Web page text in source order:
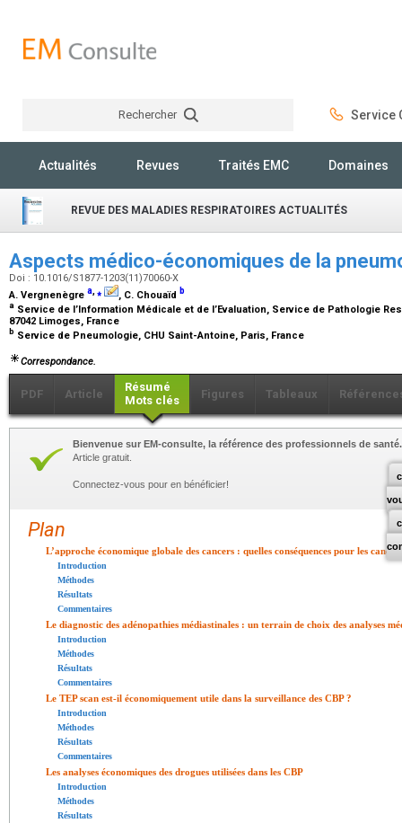
Rechercher Service
Actualités Revues Traités EMC Domaines
REVUE DES MALADIES RESPIRATOIRES ACTUALITÉS
Aspects médico-économiques de la
Doi : 10.1016/S1877-1203(11)70060-X
A. Vergnenègre a,⁎ , C. Chouaïd b
a Service de l’Information Médicale et de l’Evaluation, Service de Pathologie
87042 Limoges, France
b Service de Pneumologie, CHU Saint-Antoine, Paris, France
Correspondance.
PDF Article
Résumé
Mots clés
Figures Tableaux
Bienvenue sur EM-consulte, la référence des professionnels de santé.
Article gratuit.
Connectez-vous pour en bénéficier!
Plan
L’approche économique globale des cancers : quelles conséquences pour les
Introduction
Méthodes
Résultats
Commentaires
Le diagnostic des adénopathies médiastinales : un terrain de choix des analyses
Introduction
Méthodes
Résultats
Commentaires
Le TEP scan est-il économiquement utile dans la surveillance des CBP ?
Introduction
Méthodes
Résultats
Commentaires
Les analyses économiques des drogues utilisées dans les CBP
Introduction
Méthodes
Résultats